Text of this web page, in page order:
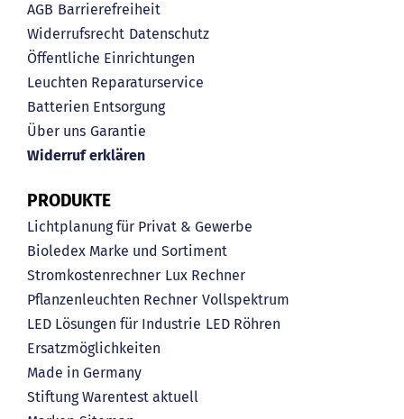
AGB Barrierefreiheit
Widerrufsrecht Datenschutz
Öffentliche Einrichtungen
Leuchten Reparaturservice
Batterien Entsorgung
Über uns Garantie
Widerruf erklären
PRODUKTE
Lichtplanung für Privat & Gewerbe
Bioledex Marke und Sortiment
Stromkostenrechner Lux Rechner
Pflanzenleuchten Rechner Vollspektrum
LED Lösungen für Industrie LED Röhren
Ersatzmöglichkeiten
Made in Germany
Stiftung Warentest aktuell